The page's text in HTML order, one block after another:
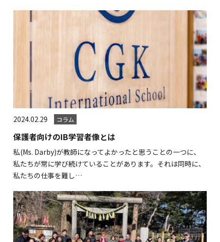
2024.02.29 コラム
保護者向けのIB学習者像とは
私(Ms. Darby)が教師になってよかったと思うことの一つに、
私たちが常に学び続けていることがあります。それは同時に、
私たちの仕事を難し…